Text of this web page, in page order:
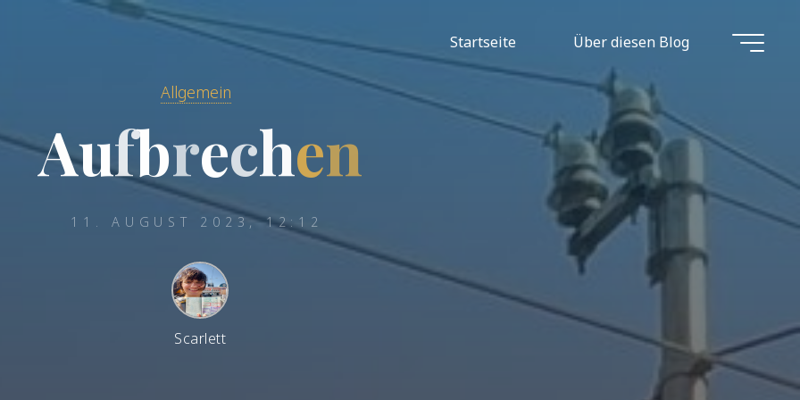
Startseite Über diesen Blog
Allgemein
Aufbrechen
11. AUGUST 2023, 12:12
Scarlett